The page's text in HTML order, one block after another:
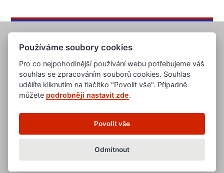
www.evropska-databanka.cz
www.edb.eu
www.poptavka.net
www.nabidka.net
www.14000.cz
Používáme soubory cookies
Pro co nejpohodlnější používání webu potřebujeme váš
souhlas se zpracováním souborů cookies. Souhlas
udělíte kliknutím na tlačítko "Povolit vše". Případně
můžete podrobněji nastavit zde.
Povolit vše
Odmítnout